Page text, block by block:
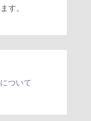
す。
ついて